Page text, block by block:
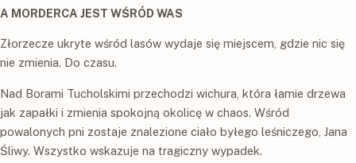
A MORDERCA JEST WŚRÓD WAS
Złorzecze ukryte wśród lasów wydaje się miejscem, gdzie nic się
nie zmienia. Do czasu.
Nad Borami Tucholskimi przechodzi wichura, która łamie drzewa
jak zapałki i zmienia spokojną okolicę w chaos. Wśród
powalonych pni zostaje znalezione ciało byłego leśniczego, Jana
Śliwy. Wszystko wskazuje na tragiczny wypadek.